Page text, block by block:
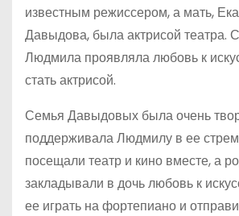
известным режиссером, а мать,
Давыдова, была актрисой театра.
Людмила проявляла любовь к
стать актрисой.
Семья Давыдовых была очень
поддерживала Людмилу в ее
посещали театр и кино вместе, а
закладывали в дочь любовь к
ее играть на фортепиано и